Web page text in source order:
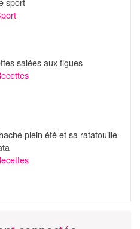
salées aux figues
plein été et sa ratatouille